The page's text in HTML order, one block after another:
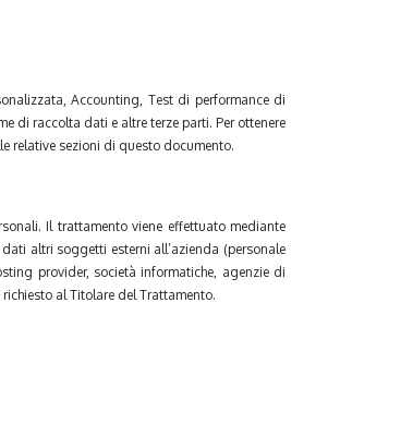
Accounting, Test di performance di
di raccolta dati e altre terze parti. Per ottenere
relative sezioni di questo documento.
Il trattamento viene effettuato mediante
altri soggetti esterni all’azienda (personale
provider, società informatiche, agenzie di
al Titolare del Trattamento.